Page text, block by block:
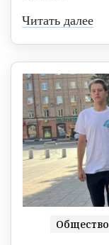
Читать далее
Общество